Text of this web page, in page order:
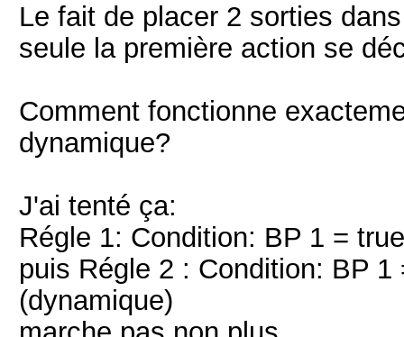
Le fait de placer 2 sorties
seule la première action se
Comment fonctionne
dynamique?
J'ai tenté ça:
Régle 1: Condition: BP 1 =
puis Régle 2 : Condition: BP
(dynamique)